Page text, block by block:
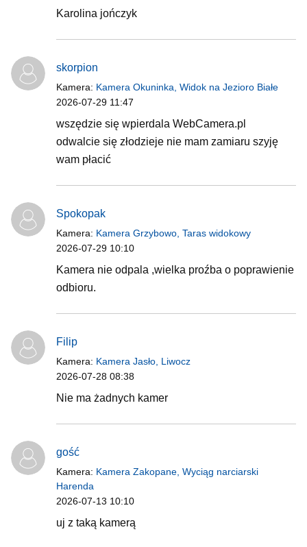
Karolina jończyk
skorpion
Kamera: Kamera Okuninka, Widok na Jezioro Białe
2026-07-29 11:47
wszędzie się wpierdala WebCamera.pl
odwalcie się złodzieje nie mam zamiaru szyję
wam płacić
Spokopak
Kamera: Kamera Grzybowo, Taras widokowy
2026-07-29 10:10
Kamera nie odpala ,wielka proźba o poprawienie
odbioru.
Filip
Kamera: Kamera Jasło, Liwocz
2026-07-28 08:38
Nie ma żadnych kamer
gość
Kamera: Kamera Zakopane, Wyciąg narciarski
Harenda
2026-07-13 10:10
uj z taką kamerą